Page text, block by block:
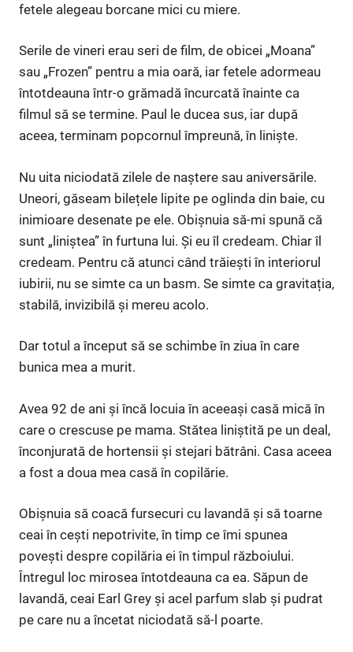
fetele alegeau borcane mici cu miere.
Serile de vineri erau seri de film, de obicei „Moana”
sau „Frozen” pentru a mia oară, iar fetele adormeau
întotdeauna într-o grămadă încurcată înainte ca
filmul să se termine. Paul le ducea sus, iar după
aceea, terminam popcornul împreună, în liniște.
Nu uita niciodată zilele de naștere sau aniversările.
Uneori, găseam bilețele lipite pe oglinda din baie, cu
inimioare desenate pe ele. Obișnuia să-mi spună că
sunt „liniștea” în furtuna lui. Și eu îl credeam. Chiar îl
credeam. Pentru că atunci când trăiești în interiorul
iubirii, nu se simte ca un basm. Se simte ca gravitația,
stabilă, invizibilă și mereu acolo.
Dar totul a început să se schimbe în ziua în care
bunica mea a murit.
Avea 92 de ani și încă locuia în aceeași casă mică în
care o crescuse pe mama. Stătea liniștită pe un deal,
înconjurată de hortensii și stejari bătrâni. Casa aceea
a fost a doua mea casă în copilărie.
Obișnuia să coacă fursecuri cu lavandă și să toarne
ceai în cești nepotrivite, în timp ce îmi spunea
povești despre copilăria ei în timpul războiului.
Întregul loc mirosea întotdeauna ca ea. Săpun de
lavandă, ceai Earl Grey și acel parfum slab și pudrat
pe care nu a încetat niciodată să-l poarte.